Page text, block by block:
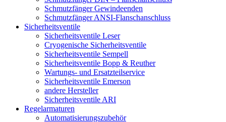
Schmutzfänger Gewindeenden
Schmutzfänger ANSI-Flanschanschluss
Sicherheitsventile
Sicherheitsventile Leser
Cryogenische Sicherheitsventile
Sicherheitsventile Sempell
Sicherheitsventile Bopp & Reuther
Wartungs- und Ersatzteilservice
Sicherheitsventile Emerson
andere Hersteller
Sicherheitsventile ARI
Regelarmaturen
Automatisierungszubehör